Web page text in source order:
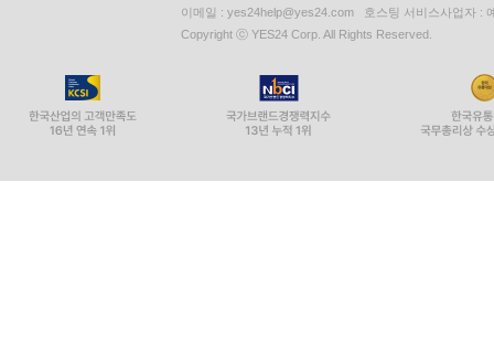
이메일 : yes24help@yes24.com 호스팅 서비스사업자 :
Copyright ⓒ YES24 Corp. All Rights Reserved.